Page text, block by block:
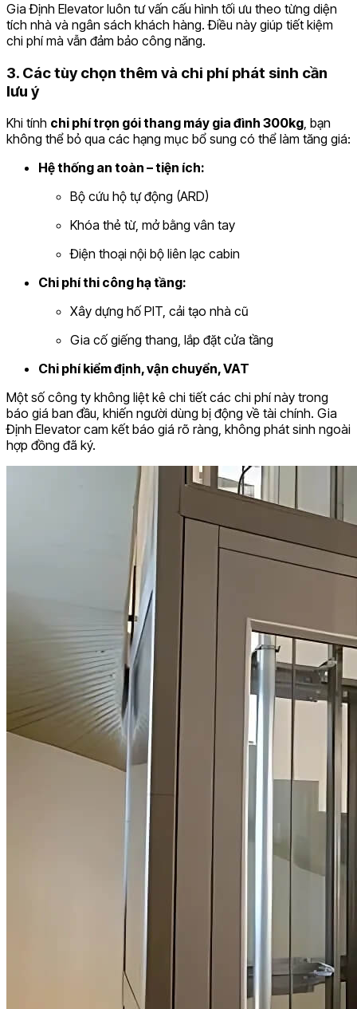
Gia Định Elevator luôn tư vấn cấu hình tối ưu theo từng diện
tích nhà và ngân sách khách hàng. Điều này giúp tiết kiệm
chi phí mà vẫn đảm bảo công năng.
3. Các tùy chọn thêm và chi phí phát sinh cần
lưu ý
Khi tính chi phí trọn gói thang máy gia đình 300kg, bạn
không thể bỏ qua các hạng mục bổ sung có thể làm tăng giá:
Hệ thống an toàn – tiện ích:
Bộ cứu hộ tự động (ARD)
Khóa thẻ từ, mở bằng vân tay
Điện thoại nội bộ liên lạc cabin
Chi phí thi công hạ tầng:
Xây dựng hố PIT, cải tạo nhà cũ
Gia cố giếng thang, lắp đặt cửa tầng
Chi phí kiểm định, vận chuyển, VAT
Một số công ty không liệt kê chi tiết các chi phí này trong
báo giá ban đầu, khiến người dùng bị động về tài chính. Gia
Định Elevator cam kết báo giá rõ ràng, không phát sinh ngoài
hợp đồng đã ký.